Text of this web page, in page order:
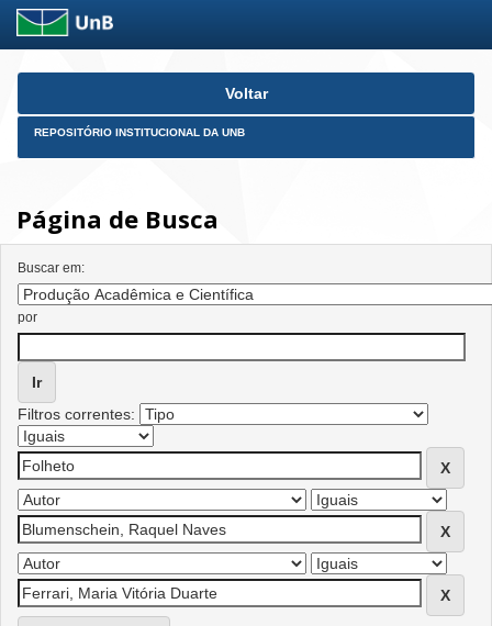
Skip
Voltar
REPOSITÓRIO INSTITUCIONAL DA UNB
Página de Busca
Buscar em:
por
Filtros correntes: